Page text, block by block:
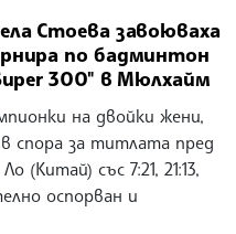
Стоева завоюваха
по бадминтон
300" в Мюлхайм
на двойки жени,
спора за титлата пред
(Китай) със 7:21, 21:13,
оспорван и